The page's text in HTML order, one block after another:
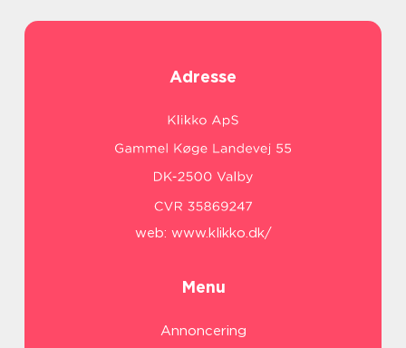
Adresse
web: www.klikko.dk/
Menu
Annoncering